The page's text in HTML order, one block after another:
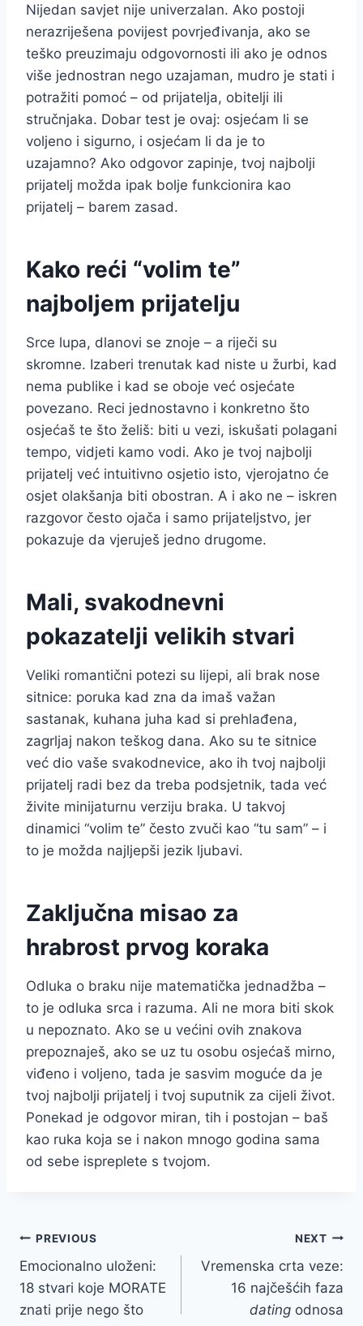
Nijedan savjet nije univerzalan. Ako postoji
nerazriješena povijest povrjeđivanja, ako se
teško preuzimaju odgovornosti ili ako je odnos
više jednostran nego uzajaman, mudro je stati i
potražiti pomoć – od prijatelja, obitelji ili
stručnjaka. Dobar test je ovaj: osjećam li se
voljeno i sigurno, i osjećam li da je to
uzajamno? Ako odgovor zapinje, tvoj najbolji
prijatelj možda ipak bolje funkcionira kao
prijatelj – barem zasad.
Kako reći “volim te”
najboljem prijatelju
Srce lupa, dlanovi se znoje – a riječi su
skromne. Izaberi trenutak kad niste u žurbi, kad
nema publike i kad se oboje već osjećate
povezano. Reci jednostavno i konkretno što
osjećaš te što želiš: biti u vezi, iskušati polagani
tempo, vidjeti kamo vodi. Ako je tvoj najbolji
prijatelj već intuitivno osjetio isto, vjerojatno će
osjet olakšanja biti obostran. A i ako ne – iskren
razgovor često ojača i samo prijateljstvo, jer
pokazuje da vjeruješ jedno drugome.
Mali, svakodnevni
pokazatelji velikih stvari
Veliki romantični potezi su lijepi, ali brak nose
sitnice: poruka kad zna da imaš važan
sastanak, kuhana juha kad si prehlađena,
zagrljaj nakon teškog dana. Ako su te sitnice
već dio vaše svakodnevice, ako ih tvoj najbolji
prijatelj radi bez da treba podsjetnik, tada već
živite minijaturnu verziju braka. U takvoj
dinamici “volim te” često zvuči kao “tu sam” – i
to je možda najljepši jezik ljubavi.
Zaključna misao za
hrabrost prvog koraka
Odluka o braku nije matematička jednadžba –
to je odluka srca i razuma. Ali ne mora biti skok
u nepoznato. Ako se u većini ovih znakova
prepoznaješ, ako se uz tu osobu osjećaš mirno,
viđeno i voljeno, tada je sasvim moguće da je
tvoj najbolji prijatelj i tvoj suputnik za cijeli život.
Ponekad je odgovor miran, tih i postojan – baš
kao ruka koja se i nakon mnogo godina sama
od sebe ispreplete s tvojom.
Post
navigation
PREVIOUS
Emocionalno uloženi:
18 stvari koje MORATE
znati prije nego što
NEXT
Vremenska crta veze:
16 najčešćih faza
dating odnosa